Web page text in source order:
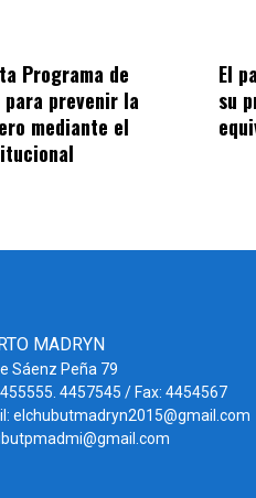
Programa de
prevenir la
mediante el
El
su
MADRYN
Sáenz Peña 79
4457545 / Fax: 4454567
elchubutmadryn2015@gmail.com